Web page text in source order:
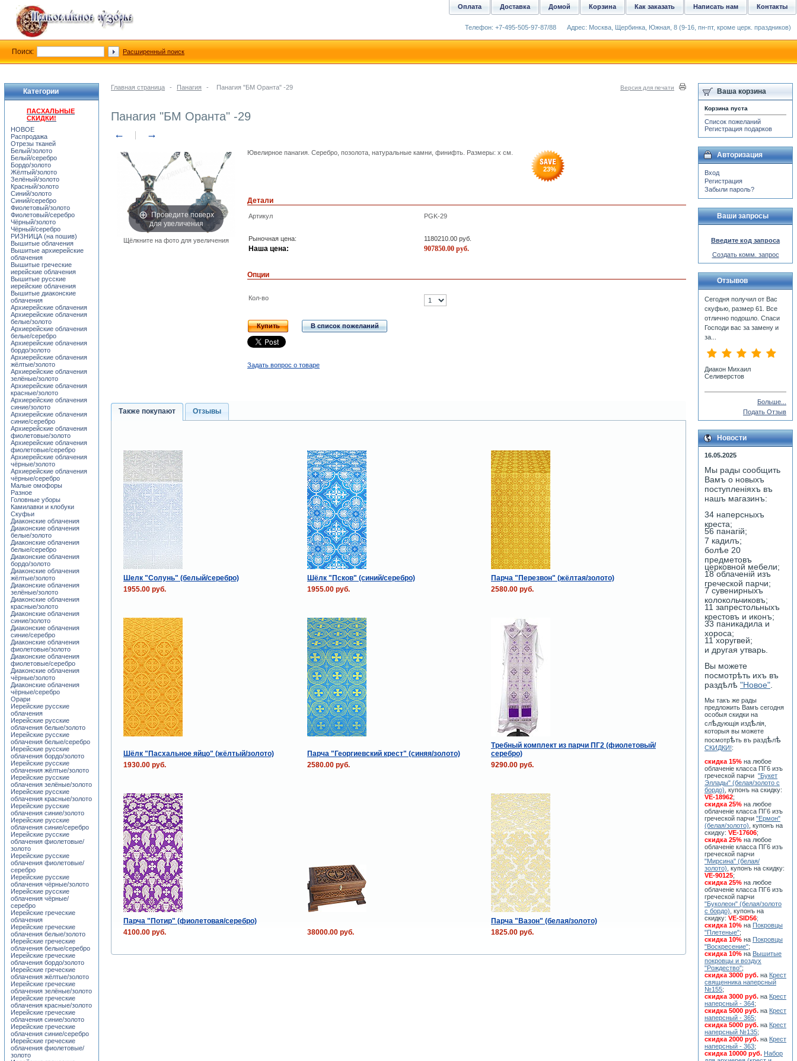
Главная страница - Панагия - Панагия "БМ Оранта" -29 Версия для печати
Панагия "БМ Оранта" -29
← →
Проведите поверх
для увеличения
Щёлкните на фото для увеличения
Ювелирное панагия. Серебро, позолота, натуральные камни, финифть. Размеры: x см.
23%
Детали
Артикул PGK-29
Рыночная цена: 1180210.00 руб.
Наша цена: 907850.00 руб.
Опции
Кол-во
Купить В список пожеланий
Задать вопрос о товаре
Также покупают Отзывы
Шелк "Солунь" (белый/серебро) Шёлк "Псков" (синий/серебро)
Парча "Перезвон" (жёлтая/золото)
1955.00 руб.
1955.00 руб. 2580.00 руб.
Шёлк "Пасхальное яйцо" (жёлтый/золото) Парча "Георгиевский крест" (синяя/золото)
Требный комплект из парчи ПГ2 (фиолетовый/
серебро)
1930.00 руб.
2580.00 руб. 9290.00 руб.
Парча "Потир" (фиолетовая/серебро)
Парча "Вазон" (белая/золото)
4100.00 руб.
38000.00 руб. 1825.00 руб.
Категории
ПАСХАЛЬНЫЕ
СКИДКИ!
НОВОЕ
Распродажа
Отрезы тканей
Белый/золото
Белый/серебро
Бордо/золото
Жёлтый/золото
Зелёный/золото
Красный/золото
Синий/золото
Синий/серебро
Фиолетовый/золото
Фиолетовый/серебро
Чёрный/золото
Чёрный/серебро
РИЗНИЦА (на пошив)
Вышитые облачения
Вышитые архиерейские
облачения
Вышитые греческие
иерейские облачения
Вышитые русские
иерейские облачения
Вышитые диаконские
облачения
Архиерейские облачения
Архиерейские облачения
белые/золото
Архиерейские облачения
белые/серебро
Архиерейские облачения
бордо/золото
Архиерейские облачения
жёлтые/золото
Архиерейские облачения
зелёные/золото
Архиерейские облачения
красные/золото
Архиерейские облачения
синие/золото
Архиерейские облачения
синие/серебро
Архиерейские облачения
фиолетовые/золото
Архиерейские облачения
фиолетовые/серебро
Архиерейские облачения
чёрные/золото
Архиерейские облачения
чёрные/серебро
Малые омофоры
Разное
Головные уборы
Камилавки и клобуки
Скуфьи
Диаконские облачения
Диаконские облачения
белые/золото
Диаконские облачения
белые/серебро
Диаконские облачения
бордо/золото
Диаконские облачения
жёлтые/золото
Диаконские облачения
зелёные/золото
Диаконские облачения
красные/золото
Диаконские облачения
синие/золото
Диаконские облачения
синие/серебро
Диаконские облачения
фиолетовые/золото
Диаконские облачения
фиолетовые/серебро
Диаконские облачения
чёрные/золото
Диаконские облачения
чёрные/серебро
Орари
Иерейские русские
облачения
Иерейские русские
облачения белые/золото
Иерейские русские
облачения белые/серебро
Иерейские русские
облачения бордо/золото
Иерейские русские
облачения жёлтые/золото
Иерейские русские
облачения зелёные/золото
Иерейские русские
облачения красные/золото
Иерейские русские
облачения синие/золото
Иерейские русские
облачения синие/серебро
Иерейские русские
облачения фиолетовые/
золото
Иерейские русские
облачения фиолетовые/
серебро
Иерейские русские
облачения чёрные/золото
Иерейские русские
облачения чёрные/
серебро
Иерейские греческие
облачения
Иерейские греческие
облачения белые/золото
Иерейские греческие
облачения белые/серебро
Иерейские греческие
облачения бордо/золото
Иерейские греческие
облачения жёлтые/золото
Иерейские греческие
облачения зелёные/золото
Иерейские греческие
облачения красные/золото
Иерейские греческие
облачения синие/золото
Иерейские греческие
облачения синие/серебро
Иерейские греческие
облачения фиолетовые/
золото
Ваша корзина
Корзина пуста
Список пожеланий
Регистрация подарков
Авторизация
Вход
Регистрация
Забыли пароль?
Ваши запросы
Введите код запроса
Создать комм. запрос
Отзывов
Сегодня получил от Вас
скуфью, размер 61. Все
отлично подошло. Спаси
Господи вас за замену и
за...
Диакон Михаил
Селиверстов
Больше...
Подать Отзыв
Новости
16.05.2025
Мы рады сообщить
Вамъ о новыхъ
поступленiяхъ въ
нашъ магазинъ:
34 наперсныхъ
креста;
56 панагiй;
7 кадилъ;
болѣе 20
предметовъ
церковной мебели;
18 облаченiй изъ
греческой парчи;
7 сувенирныхъ
колокольчиковъ;
11 запрестольныхъ
крестовъ и иконъ;
33 паникадила и
хороса;
11 хоругвей;
и другая утварь.
Вы можете
посмотрѣть ихъ въ
раздѣлѣ "Новое"
Мы такъ же рады
предложить Вамъ сегодня
особыя скидки на
слѣдующiя издѣлiя,
которыя вы можете
посмотрѣть въ раздѣлѣ
СКИДКИ!:
скидка 15% на любое
облаченiе класса ПГ6 изъ
греческой парчи "Букет
Эллады" (белая/золото с
бордо) , купонъ на скидку:
VE-18962;
скидка 25% на любое
облаченiе класса ПГ6 изъ
греческой парчи "Ермон"
(белая/золото) , купонъ на
скидку: VE-17606;
скидка 25% на любое
облаченiе класса ПГ6 изъ
греческой парчи
"Мирсина" (белая/
золото) , купонъ на скидку:
VE-90125;
скидка 25% на любое
облаченiе класса ПГ6 изъ
греческой парчи
"Буколеон" (белая/золото
с бордо) , купонъ на
скидку: VE-SID56;
скидка 10% на Покровцы
"Плетеные";
скидка 10% на Покровцы
"Воскресение";
скидка 10% на Вышитые
покровцы и воздух
"Рождество";
скидка 3000 руб. на Крест
священника наперсный
№155;
скидка 3000 руб. на Крест
наперсный - 364;
скидка 5000 руб. на Крест
наперсный - 365;
скидка 5000 руб. на Крест
наперсный №135;
скидка 2000 руб. на Крест
наперсный - 363;
скидка 10000 руб. Набор
Контакты
Написать нам
Как заказать
Корзина
Домой
Доставка
Оплата
Телефон: +7-495-505-97-87/88 Адрес: Москва, Щербинка, Южная, 8 (9-16, пн-пт, кроме церк. праздников)
Поиск: Расширенный поиск